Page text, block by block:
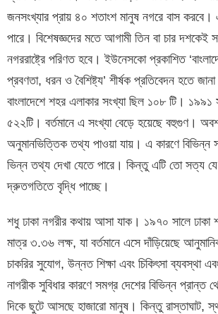
জনসংখ্যার প্রায় ৪০ শতাংশ মানুষ নগরে বাস
পারে। বিশেষজ্ঞদের মতে আগামী তিন বা চার দশকেই
নগররাষ্ট্রে পরিণত হবে। ইউনেসকো প্রকাশিত
প্রবণতা, ধরন ও বৈশিষ্ট্য’ শীর্ষক প্রতিবেদন হতে
বাংলাদেশে শহর এলাকার সংখ্যা ছিল ১০৮ টি। ১৯৯১
৫২২টি। বর্তমানে এ সংখ্যা বেড়ে হয়েছে বহুগুণ।
অনুমানভিত্তিক তথ্য পাওয়া যায়। এ কারণে বিভিন্ন
ভিন্ন তথ্য দেখা যেতে পারে। কিন্তু এটি তো সত্য যে
দ্রুতগতিতে বৃদ্ধি পাচ্ছে।
শধু ঢাকা নগরীর কথায় আসা যাক। ১৯৭০ সালে ঢাকা
মাত্র ৩.৩৬ লক্ষ, যা বর্তমানে এসে দাঁড়িয়েছে
চাকরির সুযোগ, উন্নত শিক্ষা এবং চিকিৎসা ব্যবস্থা
নাগরীক সুবিধার কারণে সমগ্র দেশের বিভিন্ন প্রান্ত
দিকে ছুটে আসছে হাজারো মানুষ। কিন্তু রাস্তাঘাট,